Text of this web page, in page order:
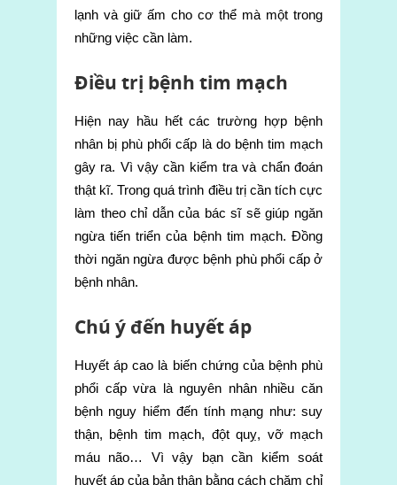
lạnh và giữ ấm cho cơ thể mà một trong
những việc cần làm.
Điều trị bệnh tim mạch
Hiện nay hầu hết các trường hợp bệnh
nhân bị phù phổi cấp là do bệnh tim mạch
gây ra. Vì vậy cần kiểm tra và chẩn đoán
thật kĩ. Trong quá trình điều trị cần tích cực
làm theo chỉ dẫn của bác sĩ sẽ giúp ngăn
ngừa tiến triển của bệnh tim mạch. Đồng
thời ngăn ngừa được bệnh phù phổi cấp ở
bệnh nhân.
Chú ý đến huyết áp
Huyết áp cao là biến chứng của bệnh phù
phổi cấp vừa là nguyên nhân nhiều căn
bệnh nguy hiểm đến tính mạng như: suy
thận, bệnh tim mạch, đột quỵ, vỡ mạch
máu não… Vì vậy bạn cần kiểm soát
huyết áp của bản thân bằng cách chăm chỉ